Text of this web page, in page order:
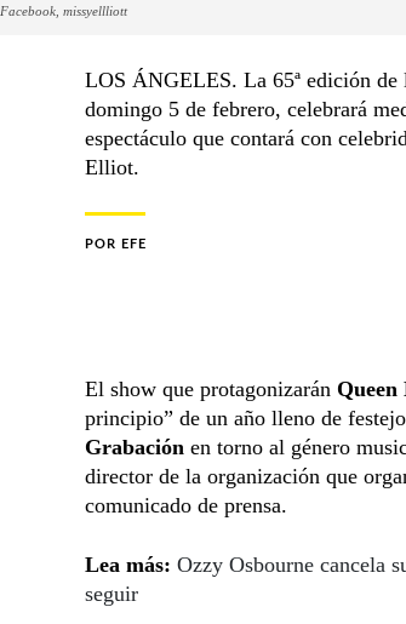
Facebook, missyellliott
LOS ÁNGELES. La 65ª edición de
domingo 5 de febrero, celebrará
espectáculo que contará con
Elliot.
POR EFE
El show que protagonizarán
principio” de un año lleno de
Grabación en torno al género
director de la organización que
comunicado de prensa.
Lea más: Ozzy Osbourne cancela
seguir